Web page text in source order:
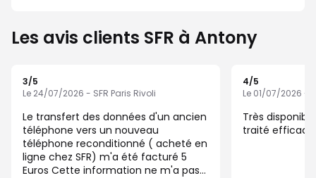
Les avis clients SFR à Antony
3/5
Le 24/07/2026 - SFR Paris Rivoli
Le transfert des données d'un ancien
téléphone vers un nouveau
téléphone reconditionné ( acheté en
ligne chez SFR) m'a été facturé 5
Euros Cette information ne m'a pas
4/5
Le 01/07/2026 -
Très
traité